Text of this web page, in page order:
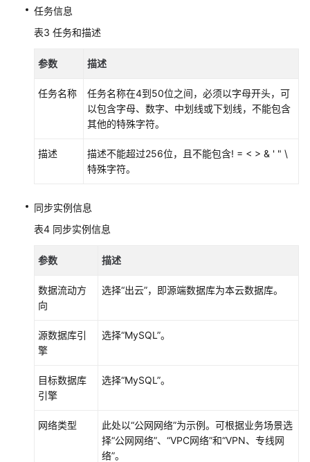
故
排
录
考
（吉
坡
域）
户
指
（巴
黎
域）
任务信息
表3 任务和描述
参数 描述
任务名称
任务名称在4到50位之间，必须以字母开头，可
以包含字母、数字、中划线或下划线，不能包含
其他的特殊字符。
描述
描述不能超过256位，且不能包含! = < > & ' " \
特殊字符。
同步实例信息
表4 同步实例信息
参数 描述
数据流动方
向
选择“出云”，即源端数据库为本云数据库。
源数据库引
擎
选择“MySQL”。
目标数据库
引擎
选择“MySQL”。
网络类型 此处以“公网网络”为示例。可根据业务场景选
择“公网网络”、 “VPC网络”和“VPN、专线网
络”。